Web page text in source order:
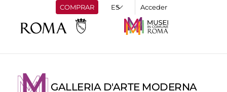
COMPRAR Acceder
GALLERIA D'ARTE MODERNA